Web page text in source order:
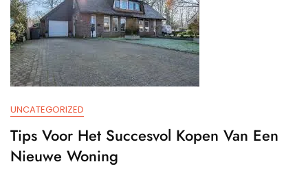
UNCATEGORIZED
Tips Voor Het Succesvol Kopen Van Een
Nieuwe Woning